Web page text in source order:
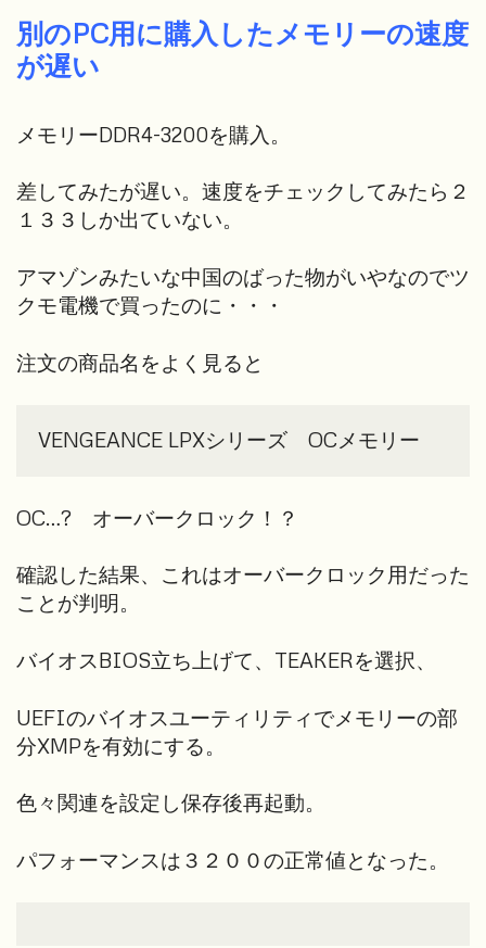
別のPC用に購入したメモリーの速度
が遅い
メモリーDDR4-3200を購入。
差してみたが遅い。速度をチェックしてみたら２
１３３しか出ていない。
アマゾンみたいな中国のばった物がいやなのでツ
クモ電機で買ったのに・・・
注文の商品名をよく見ると
VENGEANCE LPXシリーズ　OCメモリー
OC…? オーバークロック！？
確認した結果、これはオーバークロック用だった
ことが判明。
バイオスBIOS立ち上げて、TEAKERを選択、
UEFIのバイオスユーティリティでメモリーの部
分XMPを有効にする。
色々関連を設定し保存後再起動。
パフォーマンスは３２００の正常値となった。